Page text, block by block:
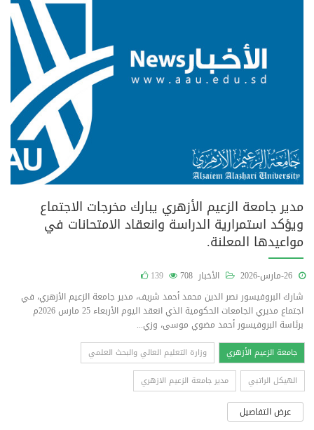
مدير جامعة الزعيم الأزهري يبارك مخرجات الاجتماع
ويؤكد استمرارية الدراسة وانعقاد الامتحانات في
مواعيدها المعلنة.
الأخبار 708
139
شارك البروفيسور نصر الدين محمد أحمد شريف، مدير جامعة الزعيم الأزهري، في
اجتماع مديري الجامعات الحكومية الذي انعقد اليوم الأربعاء 25 مارس 2026م
برئاسة البروفيسور أحمد مضوي موسى، وزي...
جامعة الزعيم الأزهري
وزارة التعليم العالي والبحث العلمي
الهيكل الراتبي
مدير جامعة الزعيم الازهري
عرض التفاصيل